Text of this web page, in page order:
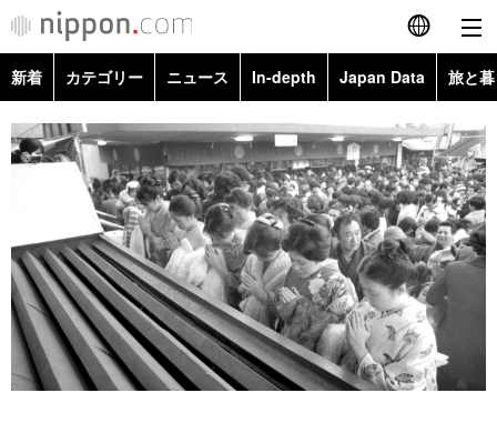
English
简体字
繁體字
Français
Español
العربية
カテゴリー
政治・外交
経済・ビジネス
ニュース
トップ
In-depth
新着 カテゴリー ニュース In-depth Japan Data 旅と
政治・外交
経済・ビジネス
国際・海外
社会
文化
Topics
Images
People
東京
お知らせ